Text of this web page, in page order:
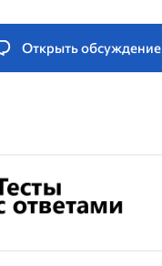
Открыть обсуждение